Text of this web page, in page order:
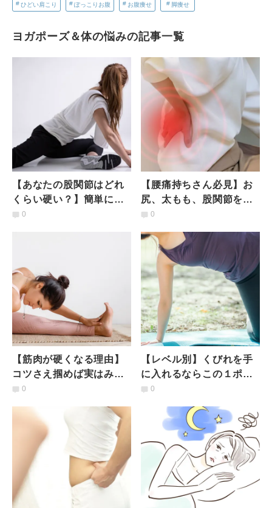
ひどい肩こり ぽっこりお腹 お腹痩せ 脚痩せ
ヨガポーズ＆体の悩みの記事一覧
【あなたの股関節はどれ
くらい硬い？】簡単にで
きる！股関節の可動域セ
0
【腰痛持ちさん必見】お
尻、太もも、股関節をぜ
ーんぶまとめてケアでき
0
【筋肉が硬くなる理由】
コツさえ掴めば実はみる
みる柔らかくなる！驚く
0
【レベル別】くびれを手
に入れるならこの１ポー
ズ！ちょっとキツイけど
0